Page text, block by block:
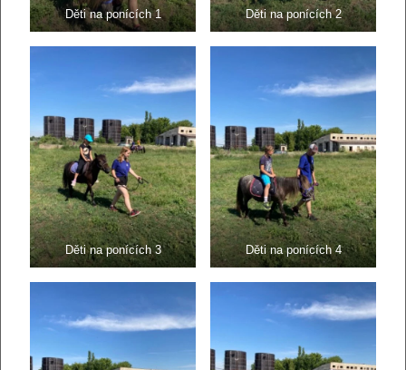
Děti na ponících 1 Děti na ponících 2
Děti na ponících 3 Děti na ponících 4